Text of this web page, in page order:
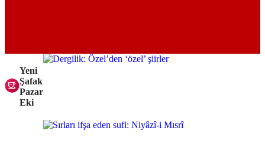
Yeni
Şafak
Pazar
Eki